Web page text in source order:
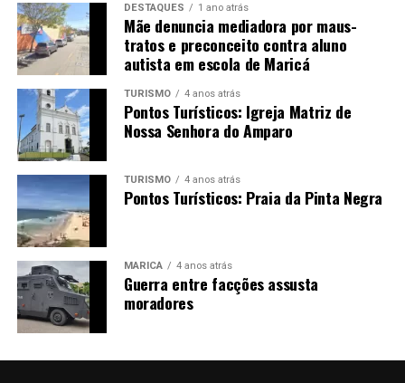
DESTAQUES 1 ano atrás
Mãe denuncia mediadora por maus-
tratos e preconceito contra aluno
autista em escola de Maricá
TURISMO 4 anos atrás
Pontos Turísticos: Igreja Matriz de
Nossa Senhora do Amparo
TURISMO 4 anos atrás
Pontos Turísticos: Praia da Pinta Negra
MARICÁ 4 anos atrás
Guerra entre facções assusta
moradores